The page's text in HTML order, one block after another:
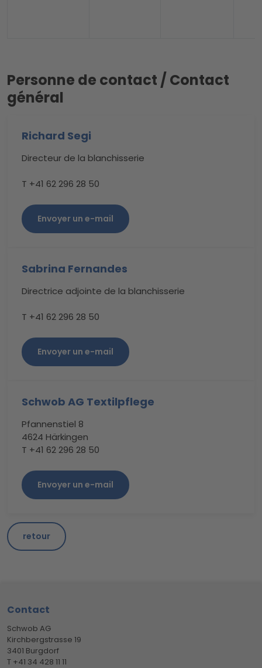
Personne de contact / Contact
général
Richard Segi
Directeur de la blanchisserie
T +41 62 296 28 50
Envoyer un e-mail
Sabrina Fernandes
Directrice adjointe de la blanchisserie
T +41 62 296 28 50
Envoyer un e-mail
Schwob AG Textilpflege
Pfannenstiel 8
4624 Härkingen
T +41 62 296 28 50
Envoyer un e-mail
retour
Contact
Schwob AG
Kirchbergstrasse 19
3401 Burgdorf
T +41 34 428 11 11